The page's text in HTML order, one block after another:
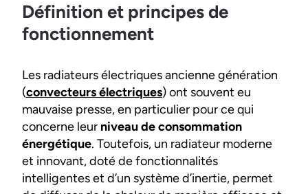
Définition et principes de
fonctionnement
Les radiateurs électriques ancienne génération
(convecteurs électriques) ont souvent eu
mauvaise presse, en particulier pour ce qui
concerne leur niveau de consommation
énergétique. Toutefois, un radiateur moderne
et innovant, doté de fonctionnalités
intelligentes et d’un système d’inertie, permet